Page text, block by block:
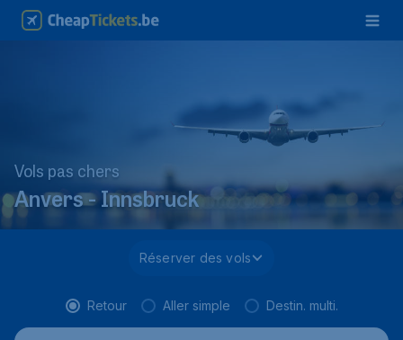
Vols pas chers
Anvers - Innsbruck
Réserver des vols
Retour Aller simple Destin. multi.